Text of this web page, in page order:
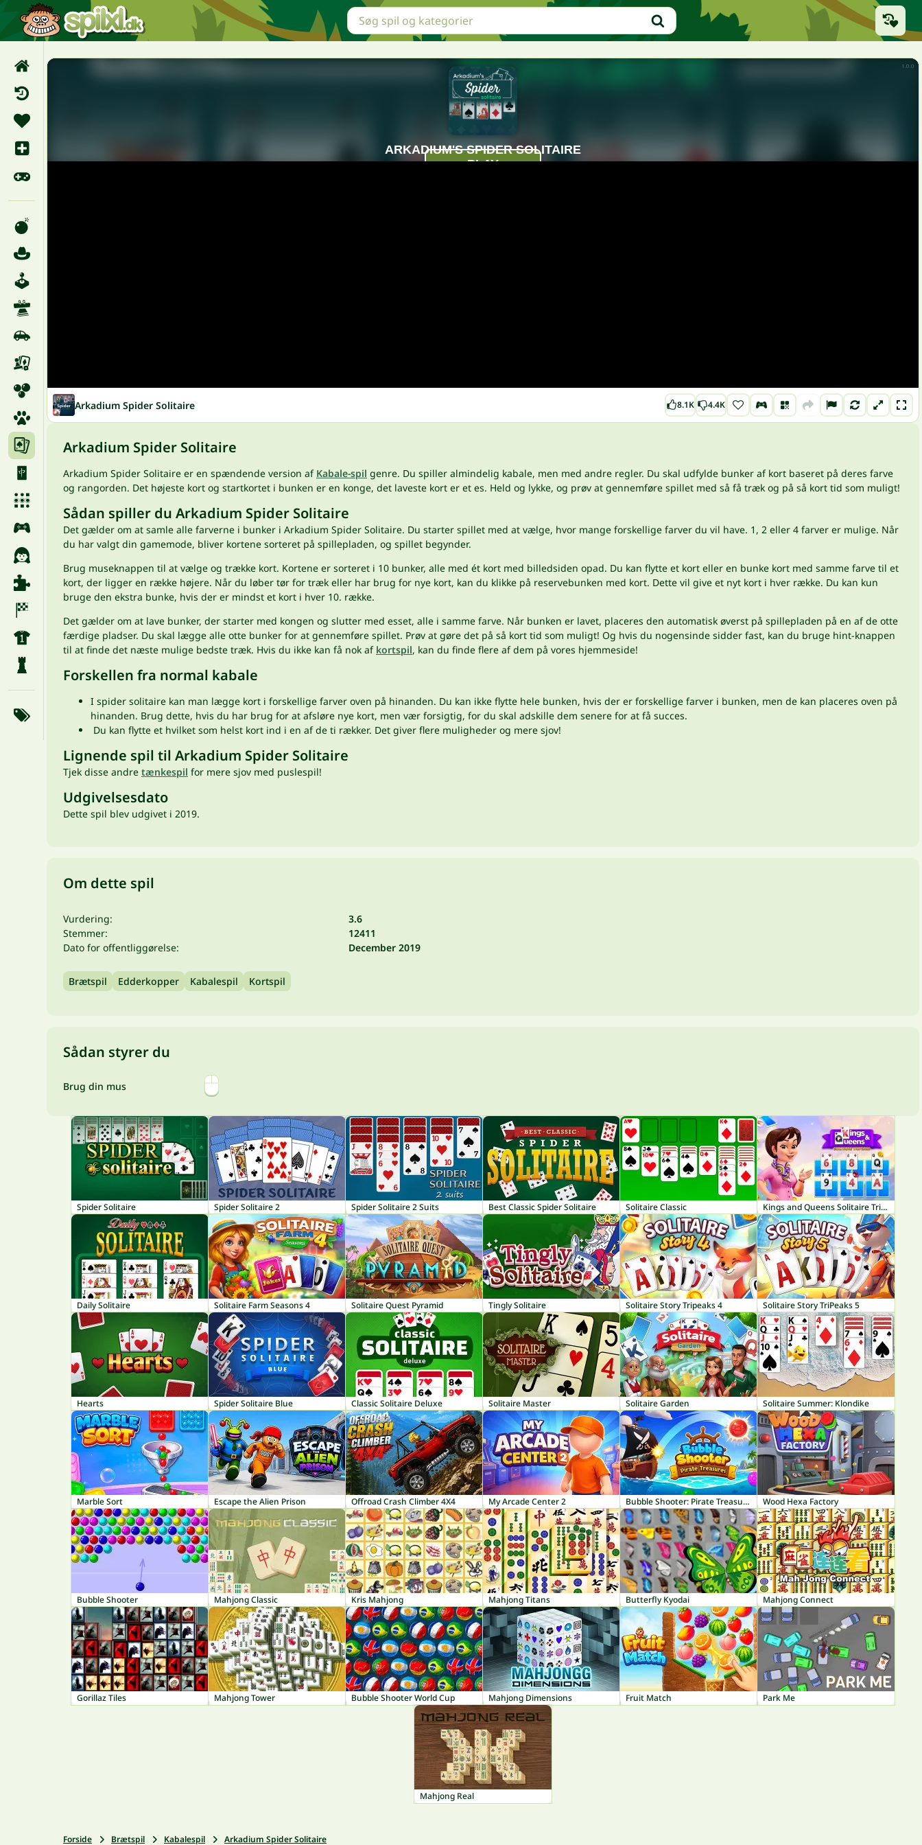
Arkadium Spider Solitaire 8.1K 4.4K
Arkadium Spider Solitaire
Arkadium Spider Solitaire er en spændende version af Kabale-spil genre. Du spiller almindelig kabale, men med andre regler. Du skal udfylde bunker af kort baseret på deres farve
og rangorden. Det højeste kort og startkortet i bunken er en konge, det laveste kort er et es. Held og lykke, og prøv at gennemføre spillet med så få træk og på så kort tid som muligt!
Sådan spiller du Arkadium Spider Solitaire
Det gælder om at samle alle farverne i bunker i Arkadium Spider Solitaire. Du starter spillet med at vælge, hvor mange forskellige farver du vil have. 1, 2 eller 4 farver er mulige. Når
du har valgt din gamemode, bliver kortene sorteret på spillepladen, og spillet begynder.
Brug museknappen til at vælge og trække kort. Kortene er sorteret i 10 bunker, alle med ét kort med billedsiden opad. Du kan flytte et kort eller en bunke kort med samme farve til et
kort, der ligger en række højere. Når du løber tør for træk eller har brug for nye kort, kan du klikke på reservebunken med kort. Dette vil give et nyt kort i hver række. Du kan kun
bruge den ekstra bunke, hvis der er mindst et kort i hver 10. række.
Det gælder om at lave bunker, der starter med kongen og slutter med esset, alle i samme farve. Når bunken er lavet, placeres den automatisk øverst på spillepladen på en af de otte
færdige pladser. Du skal lægge alle otte bunker for at gennemføre spillet. Prøv at gøre det på så kort tid som muligt! Og hvis du nogensinde sidder fast, kan du bruge hint-knappen
til at finde det næste mulige bedste træk. Hvis du ikke kan få nok af kortspil, kan du finde flere af dem på vores hjemmeside!
Forskellen fra normal kabale
I spider solitaire kan man lægge kort i forskellige farver oven på hinanden. Du kan ikke flytte hele bunken, hvis der er forskellige farver i bunken, men de kan placeres oven på
hinanden. Brug dette, hvis du har brug for at afsløre nye kort, men vær forsigtig, for du skal adskille dem senere for at få succes.
Du kan flytte et hvilket som helst kort ind i en af de ti rækker. Det giver flere muligheder og mere sjov!
Lignende spil til Arkadium Spider Solitaire
Tjek disse andre tænkespil for mere sjov med puslespil!
Udgivelsesdato
Dette spil blev udgivet i 2019.
Om dette spil
Vurdering:
3.6
Stemmer:
12411
Dato for offentliggørelse:
December 2019
Brætspil Edderkopper Kabalespil Kortspil
Sådan styrer du
Brug din mus
Spider Solitaire Spider Solitaire 2 Spider Solitaire 2 Suits Best Classic Spider Solitaire Solitaire Classic Kings and Queens Solitaire TriPeaks
Daily Solitaire Solitaire Farm Seasons 4 Solitaire Quest Pyramid Tingly Solitaire Solitaire Story Tripeaks 4 Solitaire Story TriPeaks 5
Hearts Spider Solitaire Blue Classic Solitaire Deluxe Solitaire Master Solitaire Garden Solitaire Summer: Klondike
Marble Sort Escape the Alien Prison Offroad Crash Climber 4X4 My Arcade Center 2 Bubble Shooter: Pirate Treasures Wood Hexa Factory
Bubble Shooter Mahjong Classic Kris Mahjong Mahjong Titans Butterfly Kyodai Mahjong Connect
Gorillaz Tiles Mahjong Tower Bubble Shooter World Cup Mahjong Dimensions Fruit Match Park Me
Mahjong Real
Forside Brætspil Kabalespil Arkadium Spider Solitaire